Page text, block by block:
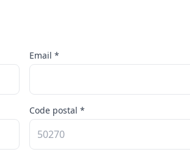
Email *
Code postal *